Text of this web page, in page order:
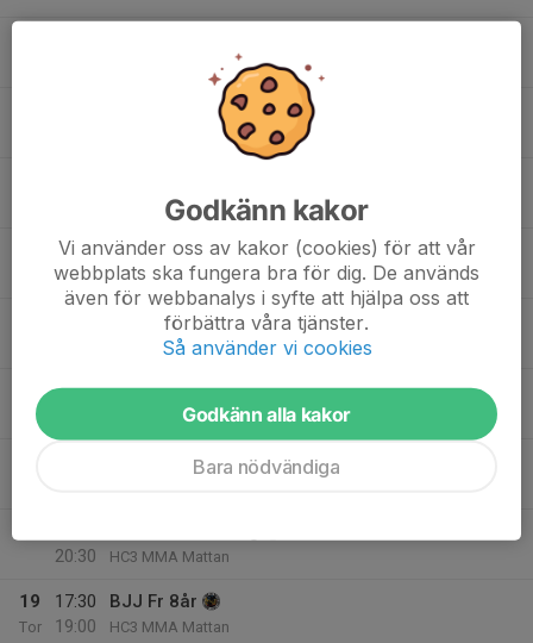
HC3 MMA Mattan
HC3 MMA Mattan
HC3 Fightbox
19:15
21:00
Boxning Fr 8år
HC3 Stora mattan
TKD Nyb, & forts Från 7år
HC3 Stora mattan
18:00
MMA Nybörjare
HC3 MMA Mattan
TKD Avanc/Kamplag
20:30
HC3 MMA Mattan
19
Tor
17:30
19:00
BJJ Fr 8år
HC3 MMA Mattan
Godkänn kakor
Vi använder oss av kakor (cookies) för att vår
webbplats ska fungera bra för dig. De används
även för webbanalys i syfte att hjälpa oss att
förbättra våra tjänster.
Så använder vi cookies
Godkänn alla kakor
Bara nödvändiga